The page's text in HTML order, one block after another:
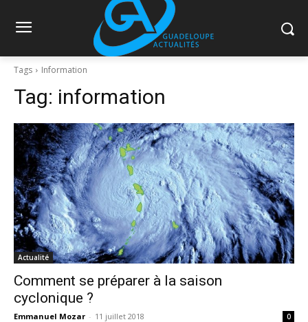
Tags Information
Tag: information
Actualité
Comment se préparer à la saison
cyclonique ?
Emmanuel Mozar - 11 juillet 2018 0